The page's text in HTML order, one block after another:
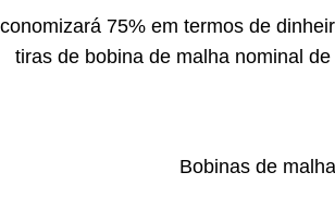
75% em termos de
tiras de bobina de malha nominal
Bobinas de